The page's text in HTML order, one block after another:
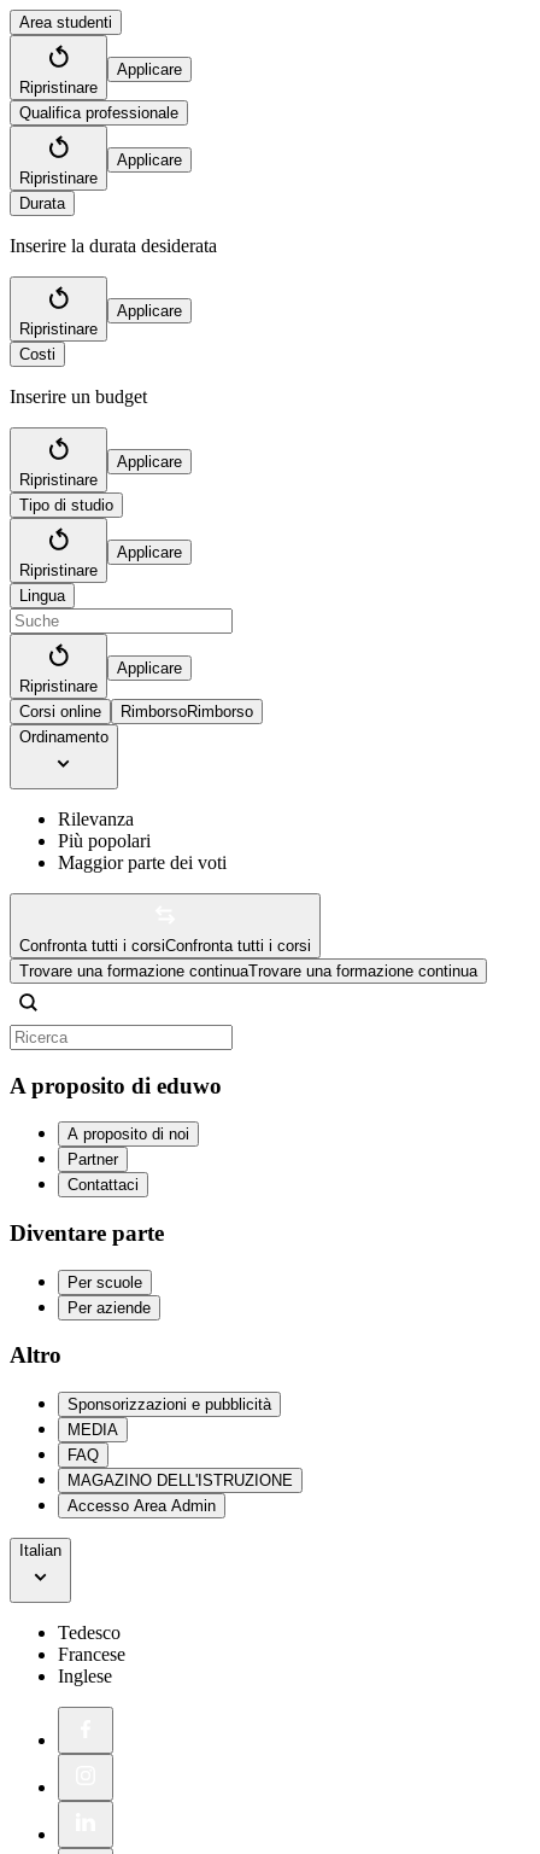
Area studenti
Ripristinare
Applicare
Qualifica professionale
Ripristinare
Applicare
Durata
Inserire la durata desiderata
Ripristinare
Applicare
Costi
Inserire un budget
Ripristinare
Applicare
Tipo di studio
Ripristinare
Applicare
Lingua
Ripristinare
Applicare
Corsi online RimborsoRimborso
Ordinamento
Rilevanza
Più popolari
Maggior parte dei voti
Confronta tutti i corsiConfronta tutti i corsi
Trovare una formazione continuaTrovare una formazione continua
A proposito di eduwo
A proposito di noi
Partner
Contattaci
Diventare parte
Per scuole
Per aziende
Altro
Sponsorizzazioni e pubblicità
MEDIA
FAQ
MAGAZINO DELL'ISTRUZIONE
Accesso Area Admin
Italian
Tedesco
Francese
Inglese